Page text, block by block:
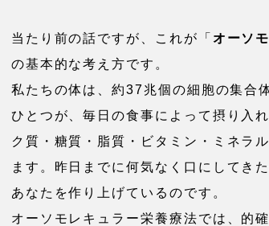
当たり前の話ですが、これが「 オーソ
の基本的な考え方です。
私たちの体は、約37兆個の細胞の集合
ひとつが、毎日の食事によって摂り入
ク質・糖質・脂質・ビタミン・ミネラ
ます。昨日までに何気なく口にしてき
あなたを作り上げているのです。
オーソモレキュラー栄養療法では、的